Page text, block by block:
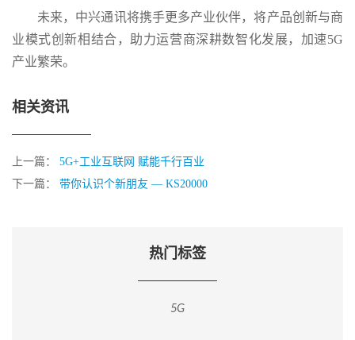
未来，中兴通讯将携手更多产业伙伴，将产品创新与商
业模式创新相结合，助力运营商深耕数智化发展，加速5G
产业繁荣。
相关资讯
上一篇： 5G+工业互联网 赋能千行百业
下一篇： 带你认识个新朋友 — KS20000
热门标签
5G